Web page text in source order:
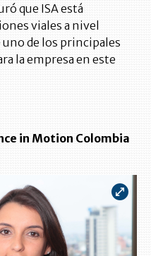
que ISA está
viales a nivel
de los principales
la empresa en este
in Motion Colombia